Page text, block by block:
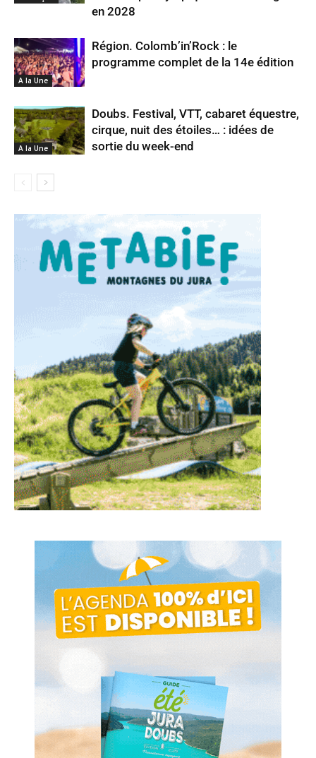
en 2028
A la Une
Région. Colomb’in’Rock : le
programme complet de la 14e édition
A la Une
Doubs. Festival, VTT, cabaret équestre,
cirque, nuit des étoiles… : idées de
sortie du week-end